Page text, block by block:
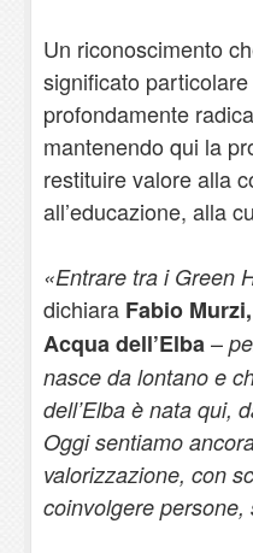
Un riconoscimento
significato particolare
profondamente
mantenendo qui la
restituire valore alla
all’educazione, alla
«Entrare tra i Green
dichiara Fabio
Acqua dell’Elba–
nasce da lontano e
dell’Elba è nata qui,
Oggi sentiamo
valorizzazione, con
coinvolgere